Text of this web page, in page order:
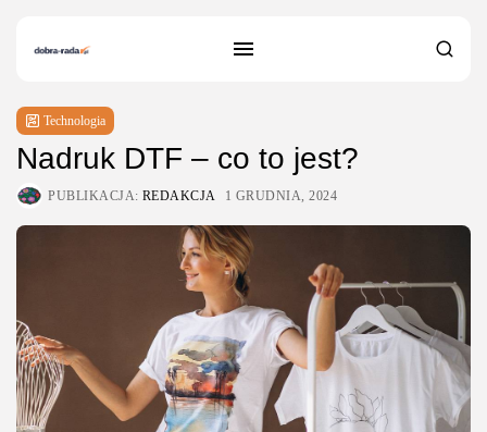
Technologia
Nadruk DTF – co to jest?
PUBLIKACJA: REDAKCJA 1 GRUDNIA, 2024